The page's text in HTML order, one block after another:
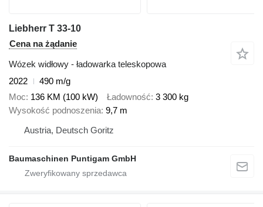
Liebherr T 33-10
Cena na żądanie
Wózek widłowy - ładowarka teleskopowa
2022
490 m/g
Moc 136 KM (100 kW) Ładowność 3 300 kg
Wysokość podnoszenia 9,7 m
Austria, Deutsch Goritz
Baumaschinen Puntigam GmbH